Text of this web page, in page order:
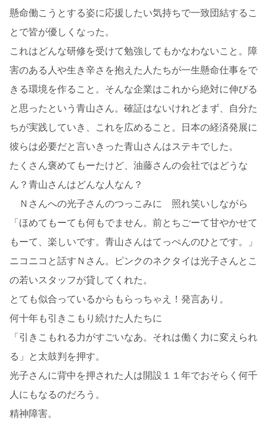
懸命働こうとする姿に応援したい気持ちで一致団結するこ
とで皆が優しくなった。
これはどんな研修を受けて勉強してもかなわないこと。障
害のある人や生き辛さを抱えた人たちが一生懸命仕事をで
きる環境を作ること。そんな企業はこれから絶対に伸びる
と思ったという青山さん。確証はないけれどまず、自分た
ちが実践していき、これを広めること。日本の経済発展に
彼らは必要だと言いきった青山さんはステキでした。
たくさん褒めてもーたけど、油藤さんの会社ではどうな
ん？青山さんはどんな人なん？
Ｎさんへの光子さんのつっこみに 照れ笑いしながら
「ほめてもーても何もでません。前とちごーて甘やかせて
もーて、楽しいです。青山さんはてっぺんのひとです。」
ニコニコと話すＮさん。ピンクのネクタイは光子さんとこ
の若いスタッフが貸してくれた。
とても似合っているからもらっちゃえ！発言あり。
何十年も引きこもり続けた人たちに
「引きこもれる力がすごいなあ。それは働く力に変えられ
る」と太鼓判を押す。
光子さんに背中を押された人は開設１１年でおそらく何千
人にもなるのだろう。
精神障害。